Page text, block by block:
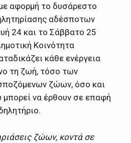
αφορμή το δυσάρεστο
αδέσποτων
24 και το Σάββατο 25
Κοινότητα
κάθε ενέργεια
τη ζωή, τόσο των
ζώων, όσο και
να έρθουν σε επαφή
ζώων, κοντά σε